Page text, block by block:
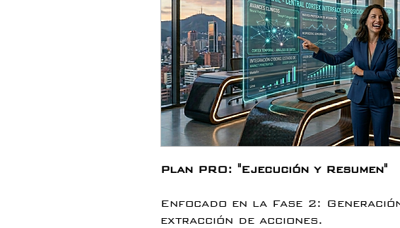
Plan PRO: "Ejecución y Resumen"
Enfocado en la Fase 2:
extracción de acciones.